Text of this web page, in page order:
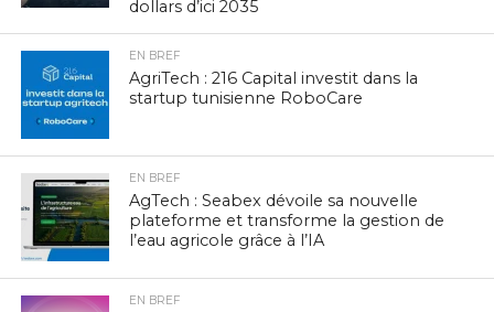
dollars d’ici 2035
EN BREF
AgriTech : 216 Capital investit dans la
startup tunisienne RoboCare
EN BREF
AgTech : Seabex dévoile sa nouvelle
plateforme et transforme la gestion de
l’eau agricole grâce à l’IA
EN BREF